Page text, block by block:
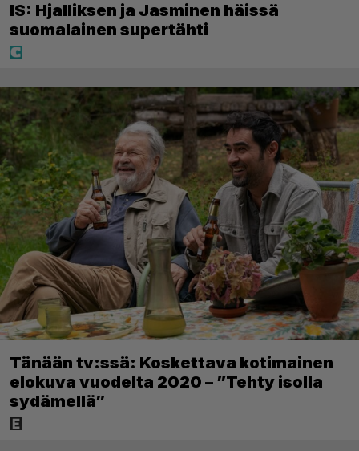
IS: Hjalliksen ja Jasminen häissä
suomalainen supertähti
Tänään tv:ssä: Koskettava kotimainen
elokuva vuodelta 2020 – ”Tehty isolla
sydämellä”